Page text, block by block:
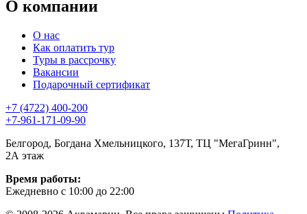
О компании
О нас
Как оплатить тур
Туры в рассрочку
Вакансии
Подарочный сертификат
+7 (4722) 400-200
+7-961-171-09-90
Белгород, Богдана Хмельницкого, 137Т, ТЦ "МегаГринн",
2А этаж
Время работы:
Ежедневно с 10:00 до 22:00